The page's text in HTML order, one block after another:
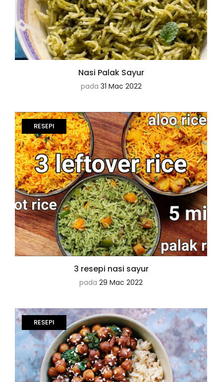
Nasi Palak Sayur
pada 31 Mac 2022
RESEPI
3 resepi nasi sayur
pada 29 Mac 2022
RESEPI